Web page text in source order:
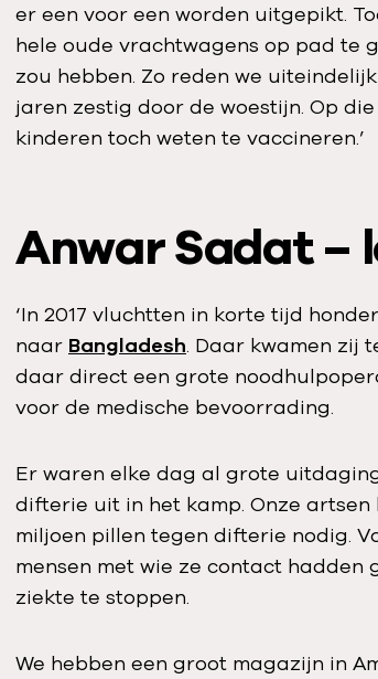
er een voor een worden uitgepikt.
hele oude vrachtwagens op pad te
zou hebben. Zo reden we
jaren zestig door de woestijn. Op
kinderen toch weten te vaccineren.’
Anwar Sadat –
‘In 2017 vluchtten in korte tijd
naar Bangladesh. Daar kwamen zij
daar direct een grote
voor de medische bevoorrading.
Er waren elke dag al grote
difterie uit in het kamp. Onze
miljoen pillen tegen difterie nodig.
mensen met wie ze contact
ziekte te stoppen.
We hebben een groot magazijn in